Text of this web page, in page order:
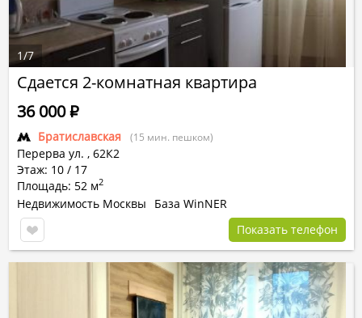
Сдается 2-комнатная квартира
Братиславская (15 мин. пешком)
Перерва ул. , 62К2
Этаж: 10 / 17
Площадь: 52 м2
36 000Р
Недвижимость Москвы
База WinNER
Показать телефон
1/7